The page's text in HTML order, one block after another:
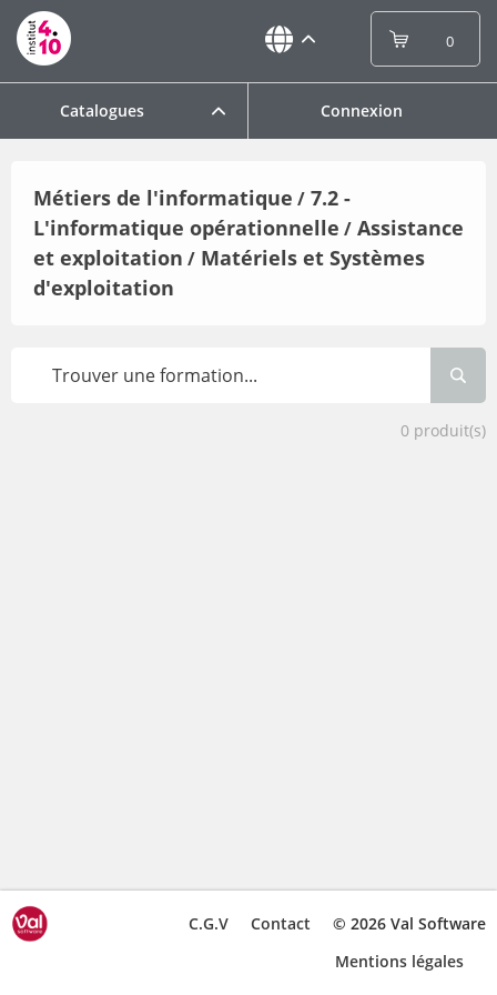
Catalogues Connexion
0
Métiers de l'informatique / 7.2 -
L'informatique opérationnelle / Assistance
et exploitation / Matériels et Systèmes
d'exploitation
0 produit(s)
© 2026 Val Software
Contact
C.G.V
Mentions légales